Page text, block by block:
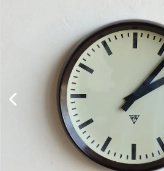
チェア
ソファ
ドア